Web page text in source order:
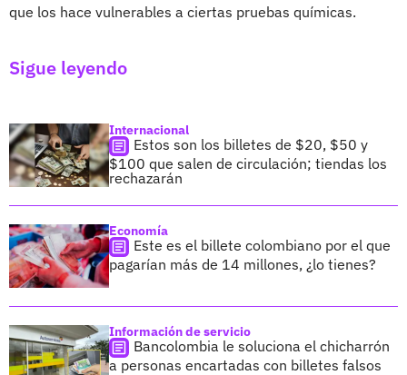
que los hace vulnerables a ciertas pruebas químicas.
Sigue leyendo
Internacional
Estos son los billetes de $20, $50 y
$100 que salen de circulación; tiendas los
rechazarán
Economía
Este es el billete colombiano por el que
pagarían más de 14 millones, ¿lo tienes?
Información de servicio
Bancolombia le soluciona el chicharrón
a personas encartadas con billetes falsos